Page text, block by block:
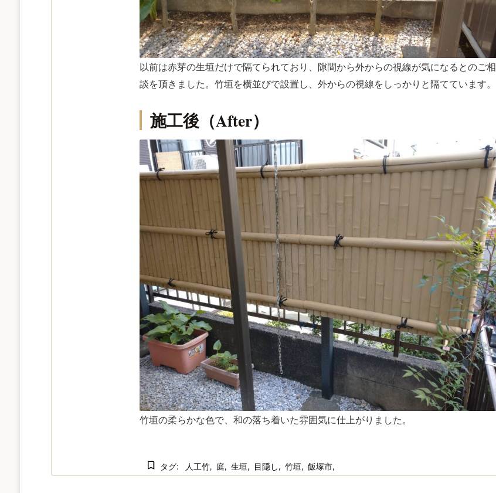
以前は赤芽の生垣だけで隔てられており、隙間から外からの視線が気になるとのご相
談を頂きました。竹垣を横並びで設置し、外からの視線をしっかりと隔てています。
施工後（After）
竹垣の柔らかな色で、和の落ち着いた雰囲気に仕上がりました。
タグ: 人工竹 庭 生垣 目隠し 竹垣 飯塚市